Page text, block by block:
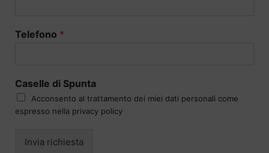
Telefono *
Caselle di Spunta
Acconsento al trattamento dei miei dati personali come
espresso nella privacy policy
Invia richiesta